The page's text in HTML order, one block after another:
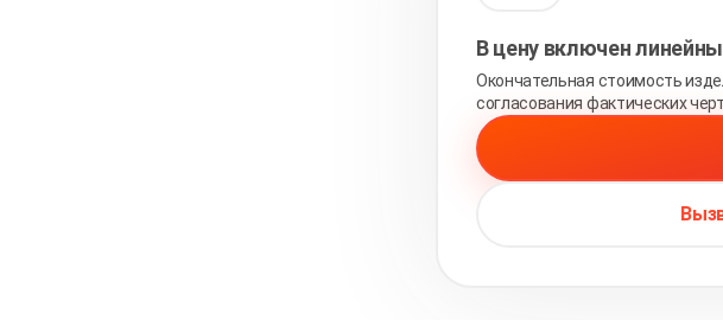
В цену включен
Окончательная стоимость
согласования фактических